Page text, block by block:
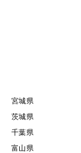
宮城県
茨城県
千葉県
富山県